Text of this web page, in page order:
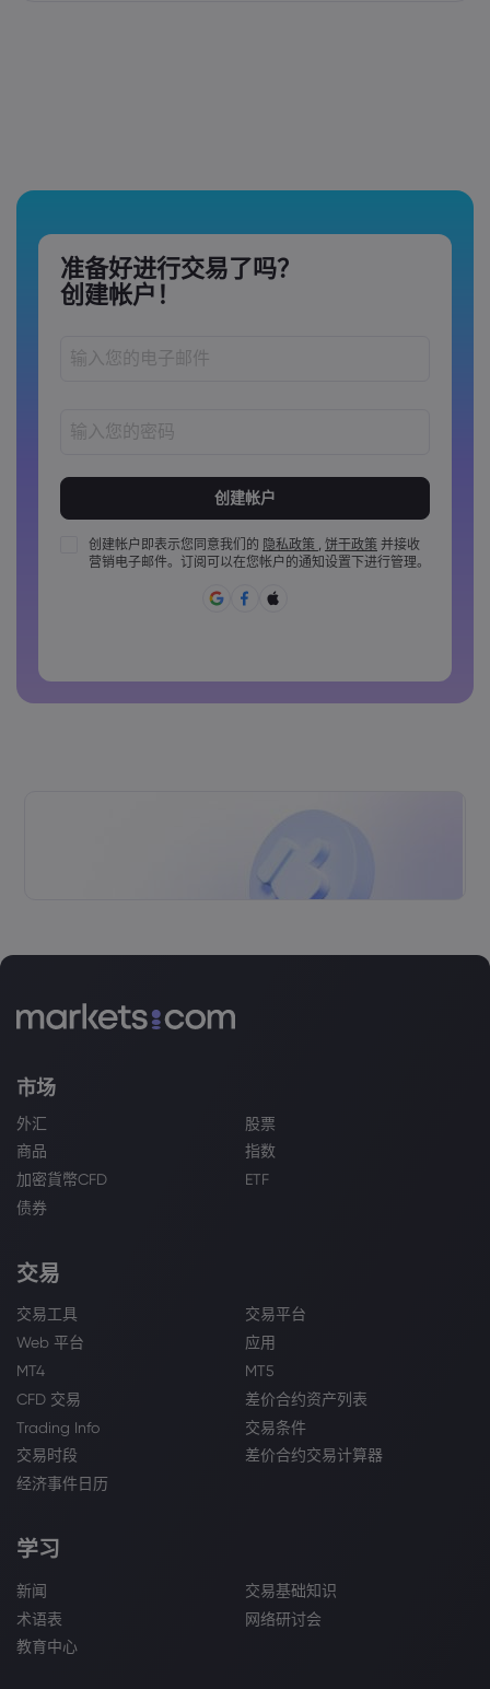
准备好进行交易了吗？
创建帐户！
密码必须至少包含 1 个大写字母
密码必须至少包含 1 个小写字母
密码必须包含 ~!@#£%^&amp;*()_-+=:;&lt;&gt;{,[]?,.
创建帐户即表示您同意我们的 隐私政策 , 饼干政策 并接收
营销电子邮件。订阅可以在您帐户的通知设置下进行管理。
市场
外汇
股票
商品
指数
加密貨幣CFD
ETF
债券
交易
交易工具
交易平台
Web 平台
应用
MT4
MT5
CFD 交易
差价合约资产列表
Trading Info
交易条件
交易时段
差价合约交易计算器
经济事件日历
学习
新闻
交易基础知识
术语表
网络研讨会
教育中心